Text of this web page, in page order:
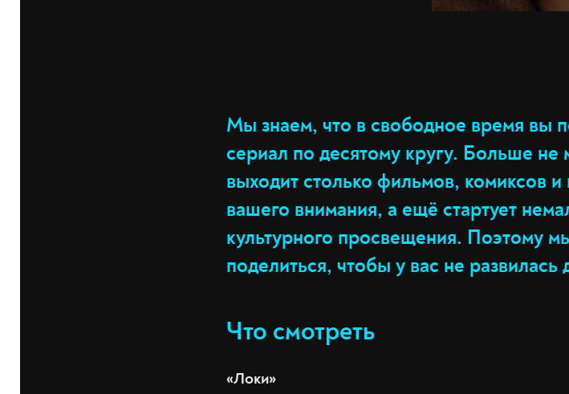
Мы знаем, что в свободное время вы
сериал по десятому кругу. Больше не
выходит столько фильмов, комиксов
вашего внимания, а ещё стартует
культурного просвещения. Поэтому
поделиться, чтобы у вас не развилась
Что смотреть
«Локи»